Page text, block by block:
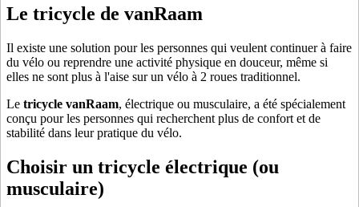
Le tricycle de vanRaam
Il existe une solution pour les personnes qui veulent continuer à faire
du vélo ou reprendre une activité physique en douceur, même si
elles ne sont plus à l'aise sur un vélo à 2 roues traditionnel.
Le tricycle vanRaam, électrique ou musculaire, a été spécialement
conçu pour les personnes qui recherchent plus de confort et de
stabilité dans leur pratique du vélo.
Choisir un tricycle électrique (ou
musculaire)